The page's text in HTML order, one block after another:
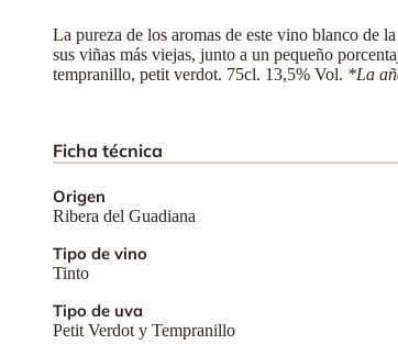
La pureza de los aromas de este vino blanco de
sus viñas más viejas, junto a un pequeño
tempranillo, petit verdot. 75cl. 13,5% Vol. *La
Ficha técnica
Origen
Ribera del Guadiana
Tipo de vino
Tinto
Tipo de uva
Petit Verdot y Tempranillo